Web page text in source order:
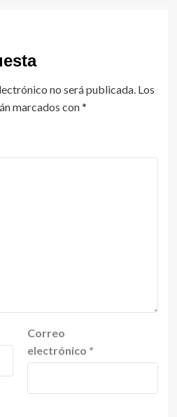
no será publicada. Los
marcados con*
Correo
electrónico *